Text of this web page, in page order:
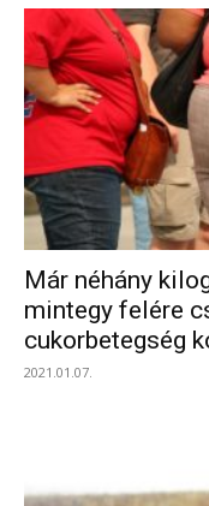
Már néhány
mintegy felére
cukorbetegség
2021.01.07.